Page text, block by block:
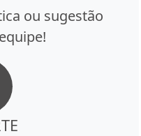
ou sugestão